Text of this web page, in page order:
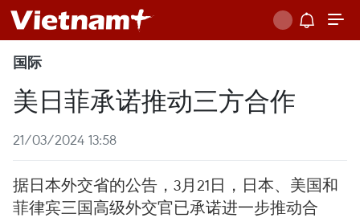
国际
美日菲承诺推动三方合作
21/03/2024 13:58
据日本外交省的公告，3月21日，日本、美国和
菲律宾三国高级外交官已承诺进一步推动合